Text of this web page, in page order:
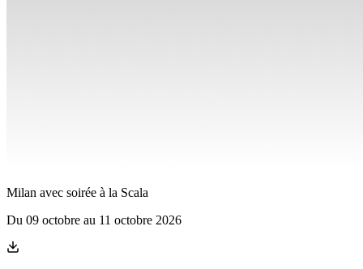
Milan avec soirée à la Scala
Du 09 octobre au 11 octobre 2026